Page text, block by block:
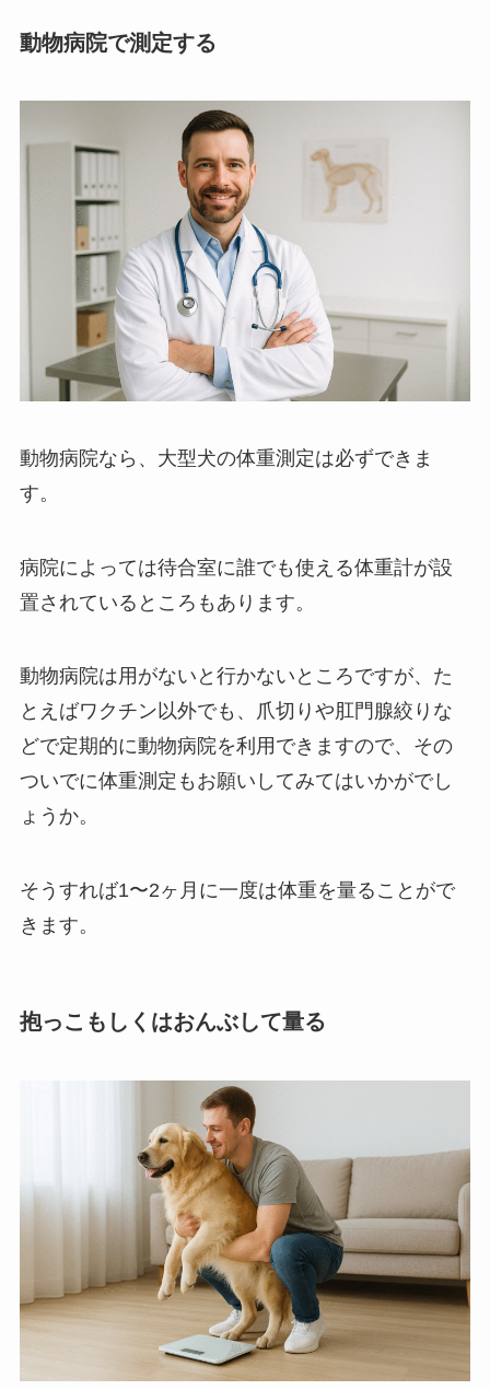
動物病院で測定する
動物病院なら、大型犬の体重測定は必ずできま
す。
病院によっては待合室に誰でも使える体重計が設
置されているところもあります。
動物病院は用がないと行かないところですが、た
とえばワクチン以外でも、爪切りや肛門腺絞りな
どで定期的に動物病院を利用できますので、その
ついでに体重測定もお願いしてみてはいかがでし
ょうか。
そうすれば1〜2ヶ月に一度は体重を量ることがで
きます。
抱っこもしくはおんぶして量る